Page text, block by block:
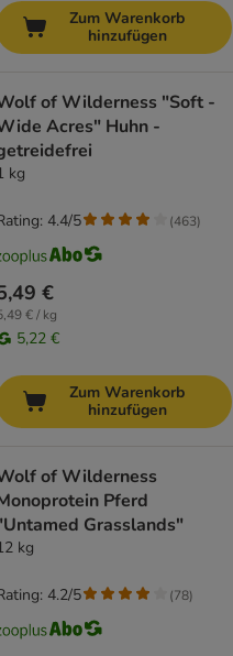
Zum Warenkorb
hinzufügen
of Wilderness "Soft -
Acres" Huhn -
kg
€
€ / kg
5,22 €
4.4/5 (463)
Zum Warenkorb
hinzufügen
of Wilderness
Pferd
Grasslands"
kg
4.2/5 (78)